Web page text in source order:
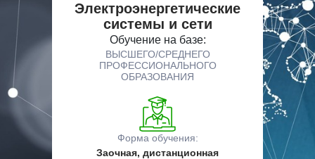
Электроэнергетические
системы и сети
Обучение на базе:
ВЫСШЕГО/СРЕДНЕГО
ПРОФЕССИОНАЛЬНОГО
ОБРАЗОВАНИЯ
Форма обучения:
Заочная, дистанционная